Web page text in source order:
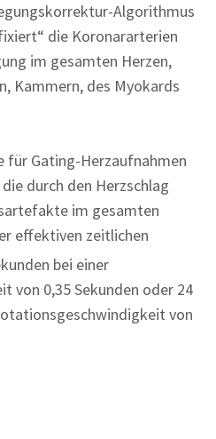
Algorithmus
die Koronararterien
im gesamten Herzen,
Kammern, des Myokards
für Gating-Herzaufnahmen
durch den Herzschlag
im gesamten
effektiven zeitlichen
bei einer
von 0,35 Sekunden oder 24
von